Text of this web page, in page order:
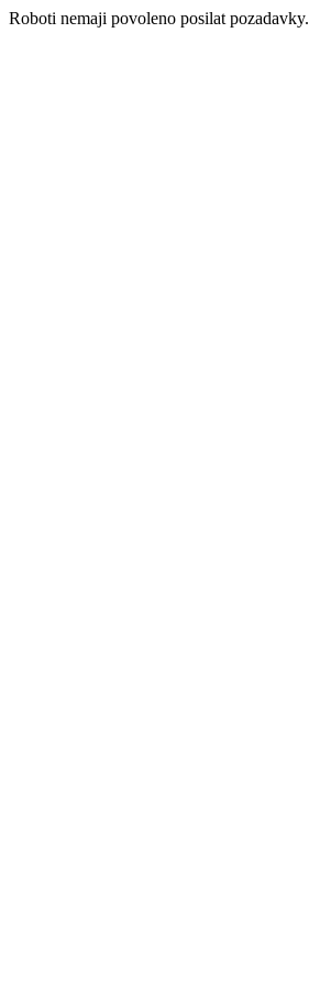
Roboti nemaji povoleno posilat pozadavky.